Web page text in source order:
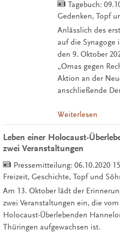
Tagebuch:
Gedenken, Topf
Anlässlich des
auf die Synagoge
den 9. Oktober
„Omas gegen
Aktion an der
anschließende
Weiterlesen
Leben einer Holocaust-
zwei Veranstaltungen
Pressemitteilung: 06.10.2020
Freizeit, Geschichte, Topf und
Am 13. Oktober lädt der
zwei Veranstaltungen ein, die
Holocaust-Überlebenden
Thüringen aufgewachsen ist.